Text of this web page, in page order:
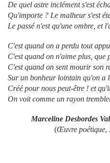
De quel astre inclément s'est
Qu'importe ? Le malheur s'est
Le passé n'est qu'une ombre, et
C'est quand on a perdu tout
C'est quand on n'aime plus, que
C'est quand on sent mourir son
Sur un bonheur lointain qu'on a
Créé pour nous peut-être ! et
On voit comme un rayon
Marceline Desbordes
(Œuvre poétique,